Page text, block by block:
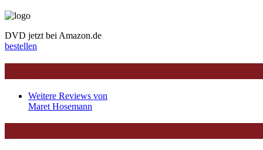
DVD jetzt bei Amazon.de
bestellen
Weitere Reviews von
Maret Hosemann